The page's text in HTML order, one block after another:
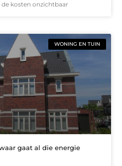
kosten onzichtbaar
WONING EN TUIN
gaat al die energie